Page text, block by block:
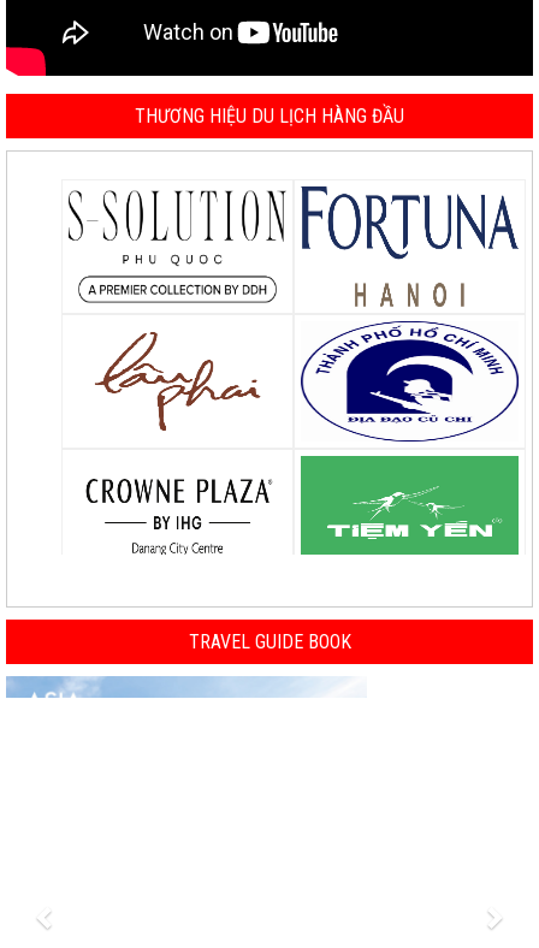
THƯƠNG HIỆU DU LỊCH HÀNG ĐẦU
TRAVEL GUIDE BOOK
Previous